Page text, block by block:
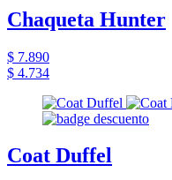
Chaqueta Hunter
$ 7.890
$ 4.734
Coat Duffel